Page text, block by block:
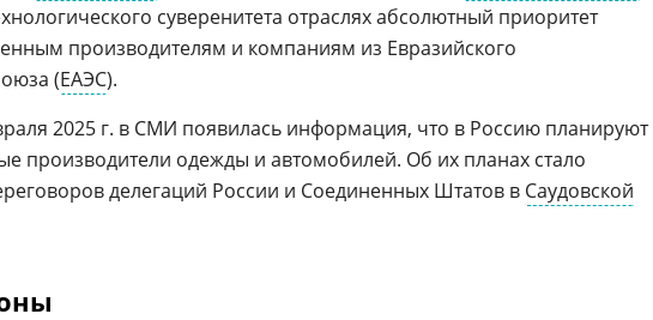
суверенитета отраслях абсолютный приоритет
производителям и компаниям из Евразийского
(ЕАЭС).
2025 г. в СМИ появилась информация, что в Россию планируют
производители одежды и автомобилей. Об их планах стало
делегаций России и Соединенных Штатов в Саудовской